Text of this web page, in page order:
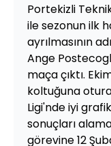
Portekizli
ile sezonun ilk
ayrılmasının
Ange
maça çıktı.
koltuğuna
Ligi'nde iyi
sonuçları
görevine 12